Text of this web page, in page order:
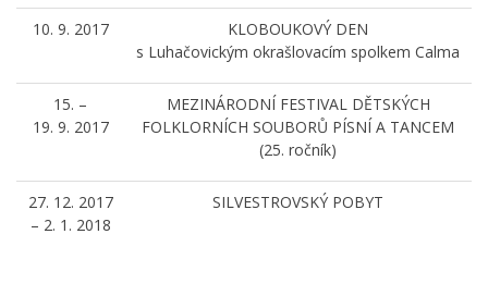
10. 9. 2017
KLOBOUKOVÝ DEN
s Luhačovickým okrašlovacím spolkem Calma
15. –
19. 9. 2017
MEZINÁRODNÍ FESTIVAL DĚTSKÝCH
FOLKLORNÍCH SOUBORŮ PÍSNÍ A TANCEM
(25. ročník)
27. 12. 2017
– 2. 1. 2018
SILVESTROVSKÝ POBYT